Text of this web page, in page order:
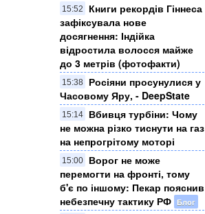
15:52
Книги рекордів Гіннеса
зафіксувала нове
досягнення: Індійка
відростила волосся майже
до 3 метрів (фотофакти)
15:38
Росіяни просунулися у
Часовому Яру, - DeepState
15:14
Вбивця турбіни: Чому
не можна різко тиснути на газ
на непрогрітому моторі
15:00
Ворог не може
перемогти на фронті, тому
б'є по іншому: Пекар пояснив
небезпечну тактику РФ Блог